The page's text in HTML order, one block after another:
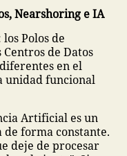
Nearshoring e IA
Polos de
de Datos
en el
unidad funcional
Artificial es un
forma constante.
deje de procesar